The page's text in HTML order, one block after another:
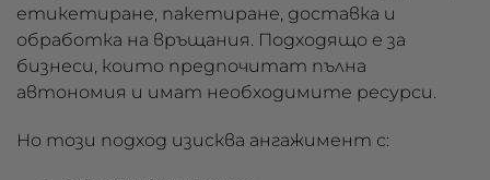
етикетиране, пакетиране, доставка и
обработка на връщания. Подходящо е за
бизнеси, които предпочитат пълна
автономия и имат необходимите ресурси.
Но този подход изисква ангажимент с: